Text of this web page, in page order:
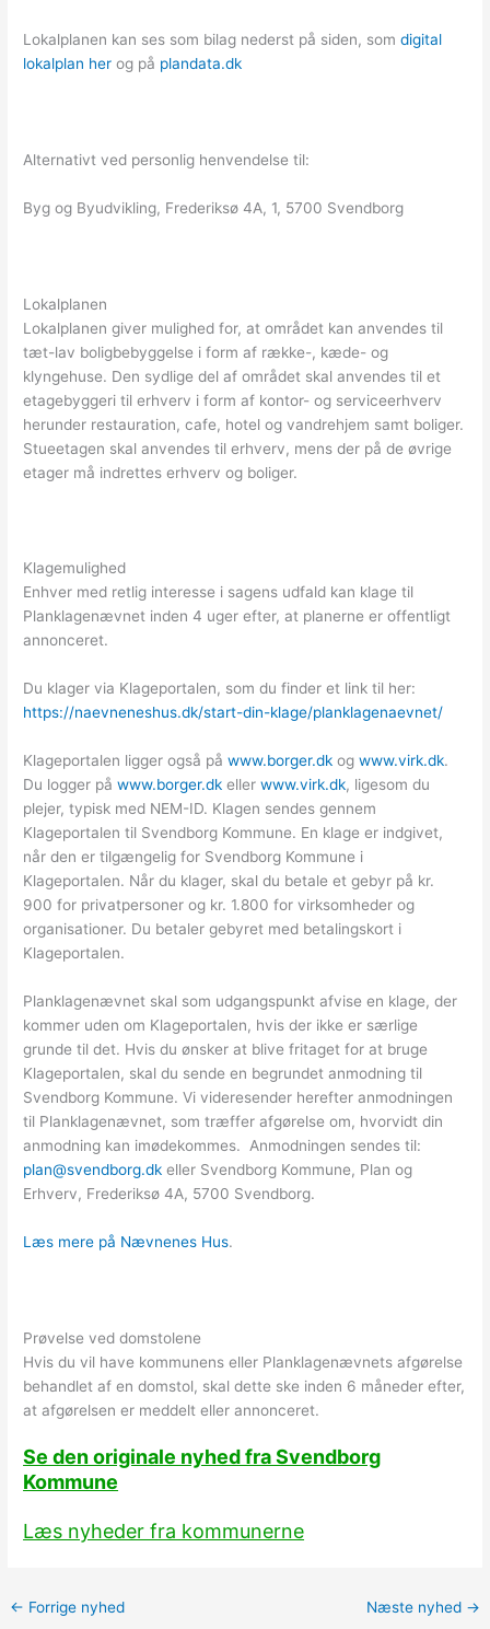
Lokalplanen kan ses som bilag nederst på siden, somdigital
lokalplan her og på plandata.dk
Alternativt ved personlig henvendelse til:
Byg og Byudvikling, Frederiksø 4A, 1, 5700 Svendborg
Lokalplanen
Lokalplanen giver mulighed for, at området kan anvendes til
tæt-lav boligbebyggelse i form af række-, kæde- og
klyngehuse. Den sydlige del af området skal anvendes til et
etagebyggeri til erhverv i form af kontor- og serviceerhverv
herunder restauration, cafe, hotel og vandrehjem samt boliger.
Stueetagen skal anvendes til erhverv, mens der på de øvrige
etager må indrettes erhverv og boliger.
Klagemulighed
Enhver med retlig interesse i sagens udfald kan klage til
Planklagenævnet inden 4 uger efter, at planerne er offentligt
annonceret.
Du klager via Klageportalen, som du finder et link til her:
https://naevneneshus.dk/start-din-klage/planklagenaevnet/
Klageportalen ligger også påwww.borger.dk ogwww.virk.dk.
Du logger påwww.borger.dk ellerwww.virk.dk, ligesom du
plejer, typisk med NEM-ID. Klagen sendes gennem
Klageportalen til Svendborg Kommune. En klage er indgivet,
når den er tilgængelig for Svendborg Kommune i
Klageportalen. Når du klager, skal du betale et gebyr på kr.
900 for privatpersoner og kr. 1.800 for virksomheder og
organisationer. Du betaler gebyret med betalingskort i
Klageportalen.
Planklagenævnet skal som udgangspunkt afvise en klage, der
kommer uden om Klageportalen, hvis der ikke er særlige
grunde til det. Hvis du ønsker at blive fritaget for at bruge
Klageportalen, skal du sende en begrundet anmodning til
Svendborg Kommune. Vi videresender herefter anmodningen
til Planklagenævnet, som træffer afgørelse om, hvorvidt din
anmodning kan imødekommes. Anmodningen sendes til:
plan@svendborg.dk eller Svendborg Kommune, Plan og
Erhverv, Frederiksø 4A, 5700 Svendborg.
Læs mere på Nævnenes Hus.
Prøvelse ved domstolene
Hvis du vil have kommunens eller Planklagenævnets afgørelse
behandlet af en domstol, skal dette ske inden 6 måneder efter,
at afgørelsen er meddelt eller annonceret.
Se den originale nyhed fra Svendborg
Kommune
Læs nyheder fra kommunerne
← Forrige nyhed Næste nyhed →